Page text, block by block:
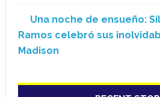
Una noche de ensueño:
Ramos celebró sus
Madison